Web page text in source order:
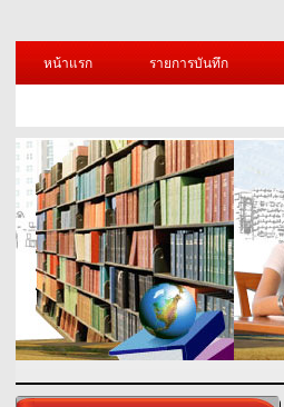
หน้าแรก
รายการบันทึก